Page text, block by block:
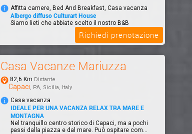
Affitta camere, Bed And Breakfast, Casa vacanza
Albergo diffuso Culturart House
Siamo lieti che abbiate scelto il nostro B&B
Albergo Diffuso CulturArt House di Agrigento per
Richiedi prenotazione
Casa Vacanze Mariuzza
82,6 Km Distante
Capaci, PA, Sicilia, Italy
Casa vacanza
IDEALE PER UNA VACANZA RELAX TRA MARE E
MONTAGNA
Nel tranquillo centro storico di Capaci, ma a pochi
passi dalla piazza e dal mare. Può ospitare com...